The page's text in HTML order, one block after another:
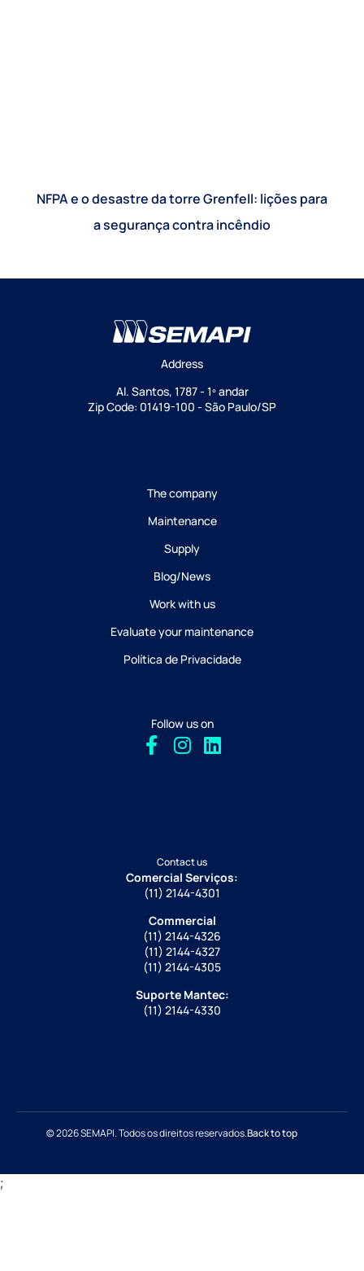
NFPA e o desastre da torre Grenfell: lições para
a segurança contra incêndio
Address
Al. Santos, 1787 - 1º andar
Zip Code: 01419-100 - São Paulo/SP
The company
Maintenance
Supply
Blog/News
Work with us
Evaluate your maintenance
Política de Privacidade
Follow us on
Contact us
Comercial Serviços:
(11) 2144-4301
Commercial
(11) 2144-4326
(11) 2144-4327
(11) 2144-4305
Suporte Mantec:
(11) 2144-4330
© 2026 SEMAPI. Todos os direitos reservados.Back to top
;